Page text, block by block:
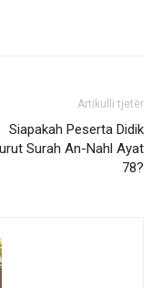
Artikulli tjetër
Siapakah Peserta Didik
Surah An-Nahl Ayat
78?